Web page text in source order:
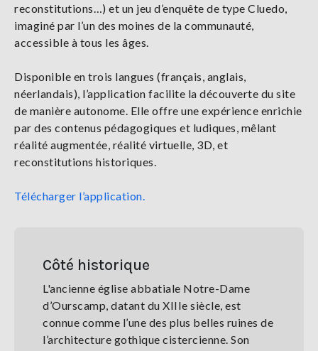
reconstitutions…) et un jeu d’enquête de type Cluedo,
imaginé par l’un des moines de la communauté,
accessible à tous les âges.
Disponible en trois langues (français, anglais,
néerlandais), l’application facilite la découverte du site
de manière autonome. Elle offre une expérience enrichie
par des contenus pédagogiques et ludiques, mêlant
réalité augmentée, réalité virtuelle, 3D, et
reconstitutions historiques.
Télécharger l’application.
Côté historique
L'ancienne église abbatiale Notre-Dame
d’Ourscamp, datant du XIIIe siècle, est
connue comme l’une des plus belles ruines de
l’architecture gothique cistercienne. Son